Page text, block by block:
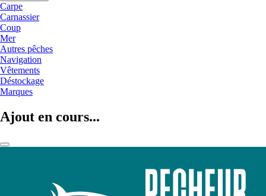
Carpe
Carnassier
Coup
Mer
Autres pêches
Navigation
Vêtements
Déstockage
Marques
Ajout en cours...